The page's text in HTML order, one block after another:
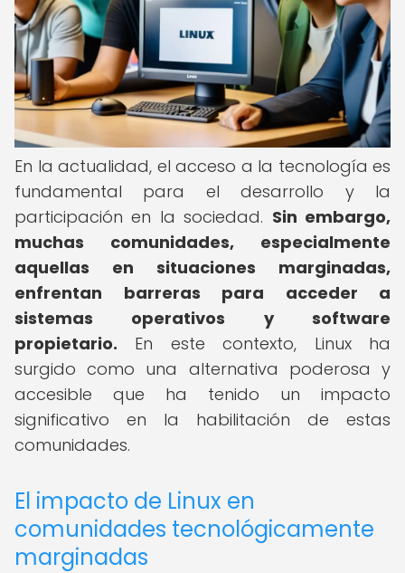
En la actualidad, el acceso a la tecnología es
fundamental para el desarrollo y la
participación en la sociedad. Sin embargo,
muchas comunidades, especialmente
aquellas en situaciones marginadas,
enfrentan barreras para acceder a
sistemas operativos y software
propietario. En este contexto, Linux ha
surgido como una alternativa poderosa y
accesible que ha tenido un impacto
significativo en la habilitación de estas
comunidades.
El impacto de Linux en
comunidades tecnológicamente
marginadas